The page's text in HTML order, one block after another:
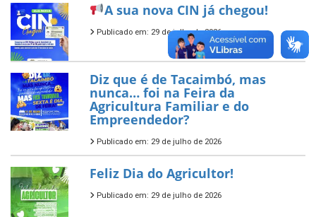
A sua nova CIN já chegou!
Publicado em: 29 de julho de 2026
Diz que é de Tacaimbó, mas
nunca… foi na Feira da
Agricultura Familiar e do
Empreendedor?
Publicado em: 29 de julho de 2026
Feliz Dia do Agricultor!
Publicado em: 29 de julho de 2026